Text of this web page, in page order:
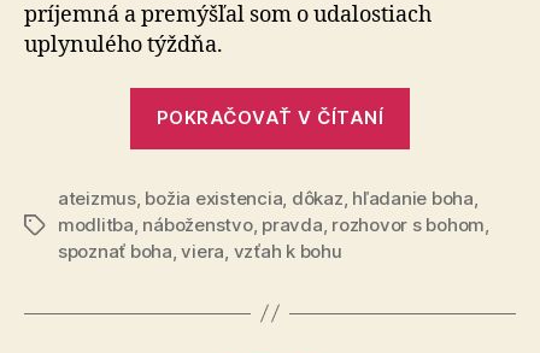
príjemná a premýšľal som o udalostiach
uplynulého týždňa.
POKRAČOVAŤ V ČÍTANÍ
Značky
ateizmus, božia existencia dôkaz hľadanie boha
modlitba náboženstvo, pravda rozhovor s bohom
spoznať boha ,viera vzťah k bohu